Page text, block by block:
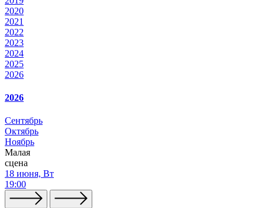
2020
2021
2022
2023
2024
2025
2026
2026
Сентябрь
Октябрь
Ноябрь
Малая
сцена
18 июня, Вт
19:00